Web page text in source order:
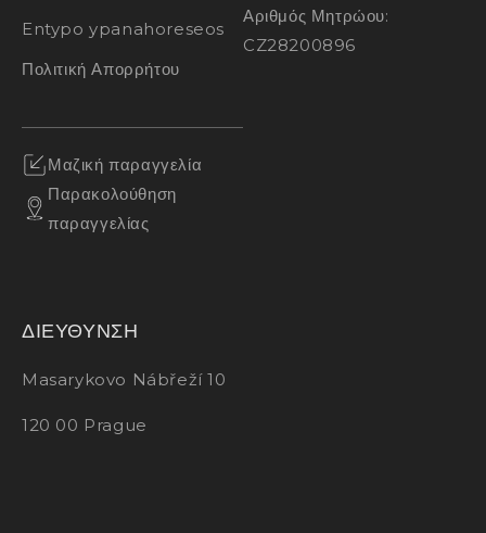
Entypo ypanahoreseos
Πολιτική Απορρήτου
Μαζική παραγγελία
Παρακολούθηση
παραγγελίας
Αριθμός Μητρώου:
CZ28200896
ΔΙΕΥΘΥΝΣΗ
Masarykovo Nábřeží 10
120 00 Prague